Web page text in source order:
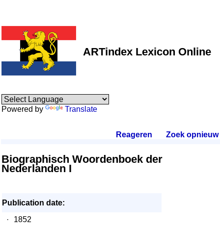
ARTindex Lexicon Online
Powered by Translate
Reageren Zoek opnieuw.
Biographisch Woordenboek der
Nederlanden I
Publication date:
·
1852